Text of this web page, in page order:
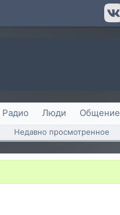
Радио Люди Общение
Недавно просмотренное